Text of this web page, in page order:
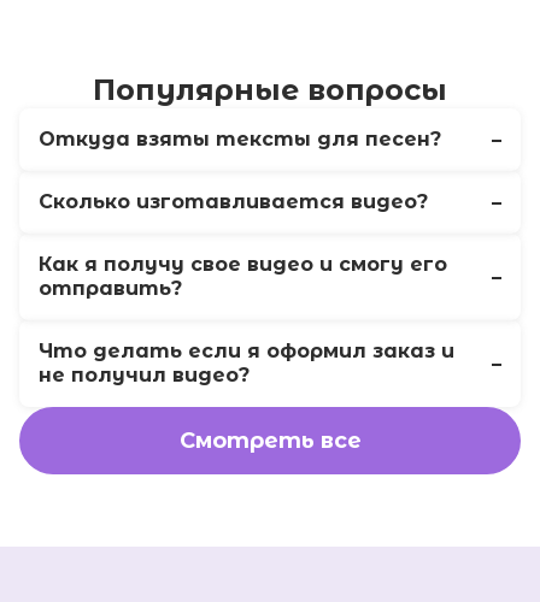
Популярные вопросы
Откуда взяты тексты для песен?
Сколько изготавливается видео?
Как я получу свое видео и смогу его
отправить?
Что делать если я оформил заказ и
не получил видео?
Смотреть все